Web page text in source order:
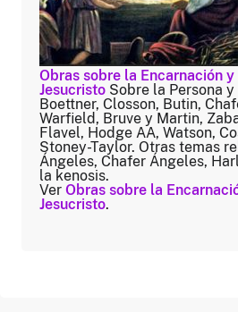
Obras sobre la Encarnación
Jesucristo Sobre la Persona y
Boettner, Closson, Butin,
Warfield, Bruve y Martin,
Flavel, Hodge AA, Watson,
Stoney-Taylor. Otras temas
Ángeles, Chafer Ángeles,
la kenosis.
Ver Obras sobre la
Jesucristo.